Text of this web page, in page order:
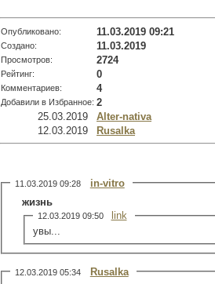
Опубликовано: 11.03.2019 09:21
Создано: 11.03.2019
Просмотров: 2724
Рейтинг: 0
Комментариев: 4
Добавили в Избранное: 2
25.03.2019
Alter-nativa
12.03.2019
Rusalka
11.03.2019 09:28
in-vitro
жизнь
12.03.2019 09:50
link
увы...
12.03.2019 05:34
Rusalka